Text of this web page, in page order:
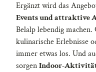
Ergänzt wird das
Events und attraktive
Belalp lebendig
kulinarische Erlebnisse
immer etwas los. Und
sorgenIndoor-